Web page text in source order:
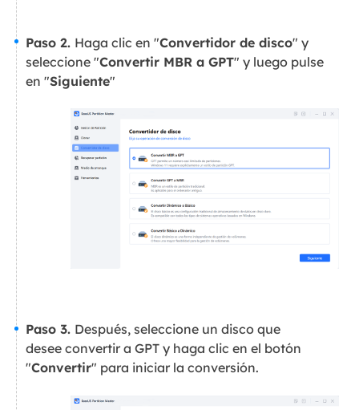
Paso 2. Haga clic en "Convertidor de disco" y
seleccione "Convertir MBR a GPT" y luego pulse
en "Siguiente"
Paso 3. Después, seleccione un disco que
desee convertir a GPT y haga clic en el botón
"Convertir" para iniciar la conversión.